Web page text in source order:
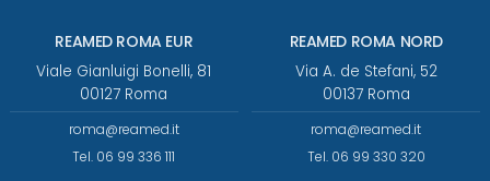
REAMED ROMA EUR
Viale Gianluigi Bonelli, 81
00127 Roma
roma@reamed.it
Tel. 06 99 336 111
REAMED ROMA NORD
Via A. de Stefani, 52
00137 Roma
roma@reamed.it
Tel. 06 99 330 320